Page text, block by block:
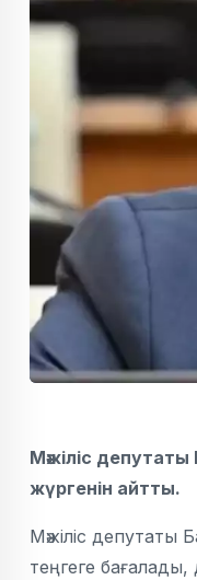
Мәжіліс
жүргенін айтты.
Мәжіліс депутаты
теңгеге бағалады,